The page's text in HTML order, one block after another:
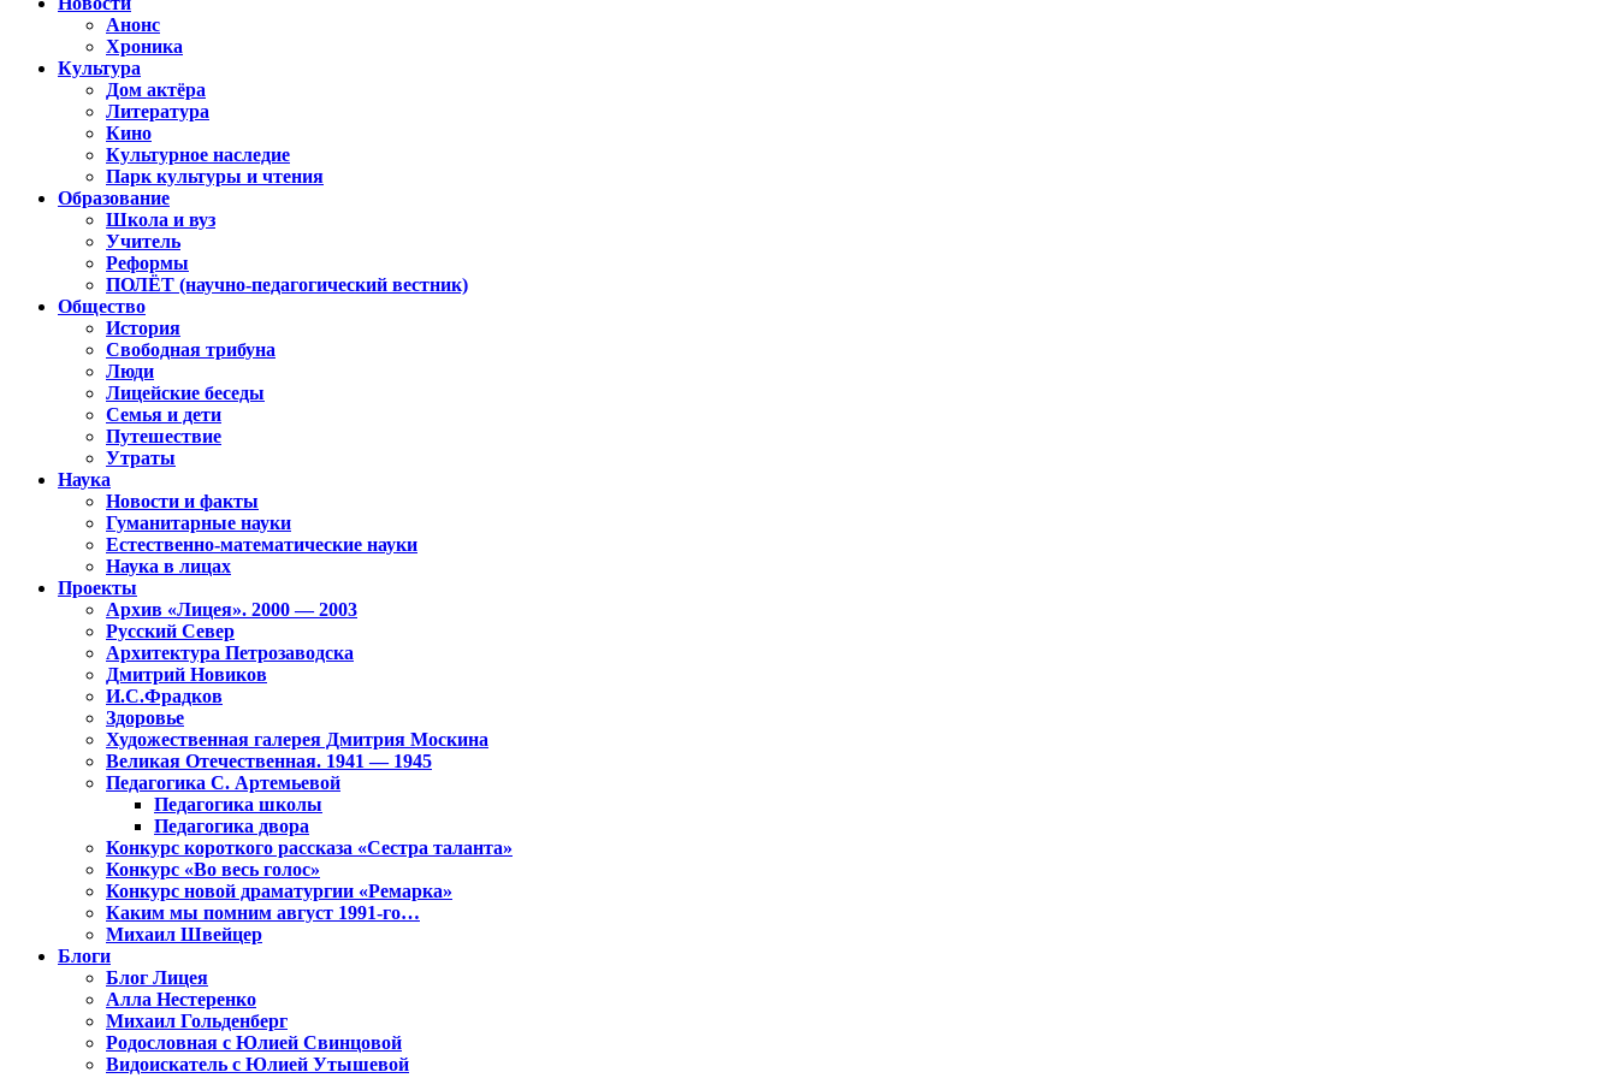
Анонс
Хроника
Культура
Дом актёра
Литература
Кино
Культурное наследие
Парк культуры и чтения
Образование
Школа и вуз
Учитель
Реформы
ПОЛЁТ (научно-педагогический вестник)
Общество
История
Свободная трибуна
Люди
Лицейские беседы
Семья и дети
Путешествие
Утраты
Наука
Новости и факты
Гуманитарные науки
Естественно-математические науки
Наука в лицах
Проекты
Архив «Лицея». 2000 — 2003
Русский Север
Архитектура Петрозаводска
Дмитрий Новиков
И.С.Фрадков
Здоровье
Художественная галерея Дмитрия Москина
Великая Отечественная. 1941 — 1945
Педагогика С. Артемьевой
Педагогика школы
Педагогика двора
Конкурс короткого рассказа «Сестра таланта»
Конкурс «Во весь голос»
Конкурс новой драматургии «Ремарка»
Каким мы помним август 1991-го…
Михаил Швейцер
Блоги
Блог Лицея
Алла Нестеренко
Михаил Гольденберг
Родословная с Юлией Свинцовой
Видоискатель с Юлией Утышевой